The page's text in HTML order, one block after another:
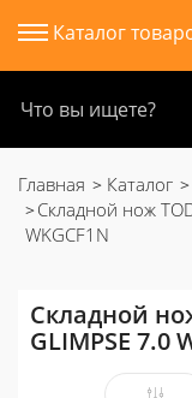
Каталог
Главная Каталог
Складной нож
WKGCF1N
Складной
GLIMPSE 7.0